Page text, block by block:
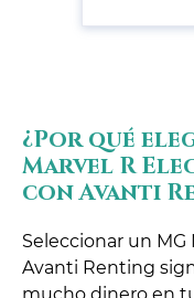
¿Por qué
Marvel R
con Avanti
Seleccionar un MG
Avanti Renting